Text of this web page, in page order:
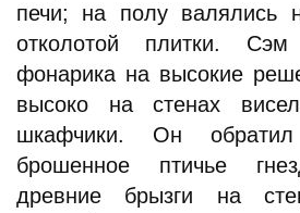
печи; на полу валялись
отколотой плитки.
фонарика на высокие
высоко на стенах
шкафчики. Он
брошенное птичье
древние брызги на